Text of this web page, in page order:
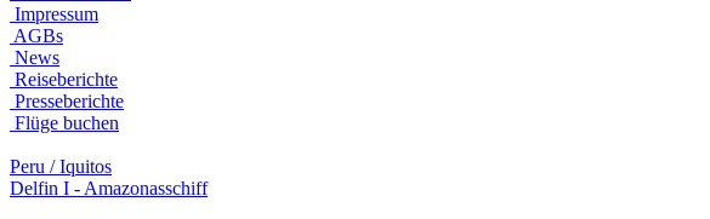
Impressum
AGBs
News
Reiseberichte
Presseberichte
Flüge buchen
Peru / Iquitos
Delfin I - Amazonasschiff